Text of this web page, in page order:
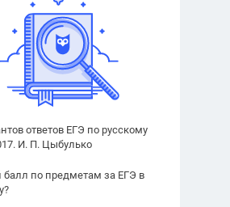
ответов ЕГЭ по русскому
И. П. Цыбулько
балл по предметам за ЕГЭ в